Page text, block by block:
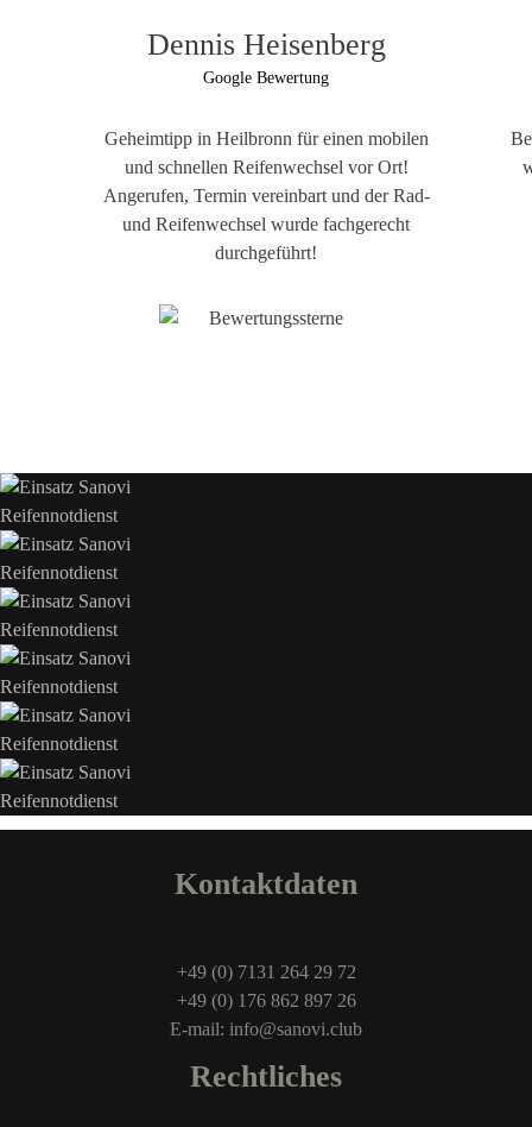
Dennis Heisenberg
Google Bewertung
Geheimtipp in Heilbronn für einen mobilen
und schnellen Reifenwechsel vor Ort!
Angerufen, Termin vereinbart und der Rad-
und Reifenwechsel wurde fachgerecht
durchgeführt!
Kontaktdaten
+49 (0) 7131 264 29 72
+49 (0) 176 862 897 26
E-mail: info@sanovi.club
Rechtliches